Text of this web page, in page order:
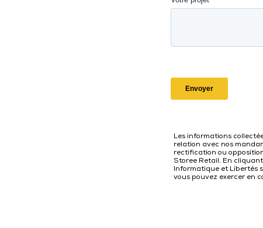
Les informations
relation avec nos
rectification ou
Storee Retail. En
Informatique et Libertés
vous pouvez exercer en